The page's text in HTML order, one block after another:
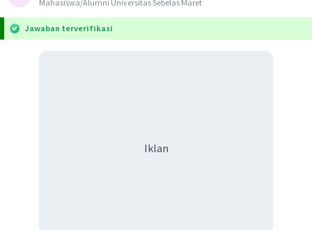
Mahasiswa/Alumni Universitas Sebelas Maret
Jawaban terverifikasi
Iklan